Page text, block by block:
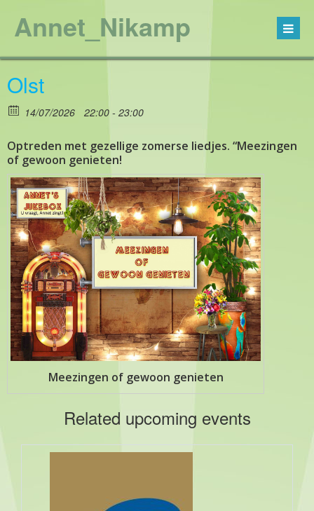
Annet_Nikamp
Olst
14/07/2026 22:00 - 23:00
Optreden met gezellige zomerse liedjes. “Meezingen
of gewoon genieten!
Meezingen of gewoon genieten
Related upcoming events